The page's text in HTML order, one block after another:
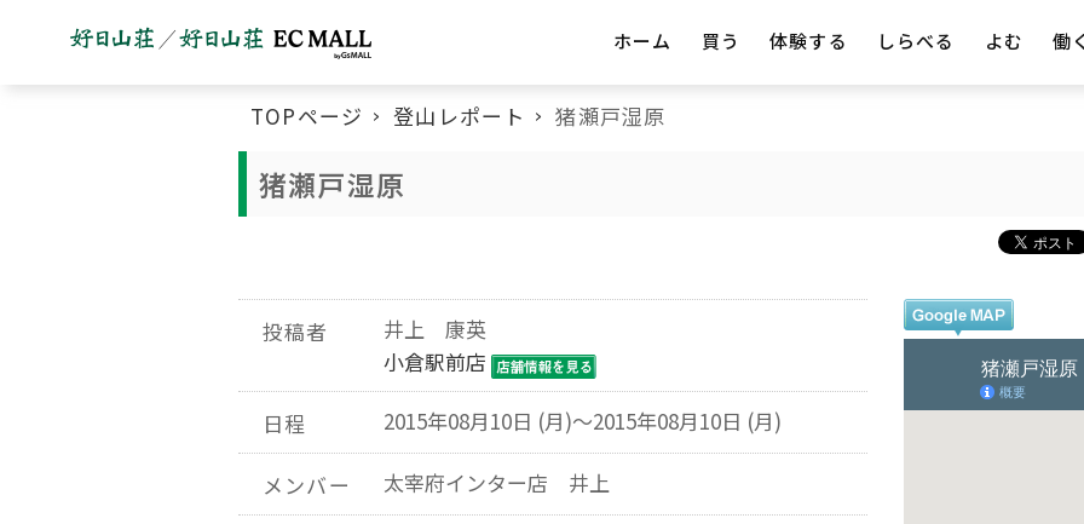
ホーム 買う 体験する しらべる よむ 働
TOPページ 登山レポート 猪瀬戸湿原
猪瀬戸湿原
投稿者
井上 康英
小倉駅前店
日程 2015年08月10日 (月)～2015年08月10日 (月)
メンバー 太宰府インター店 井上